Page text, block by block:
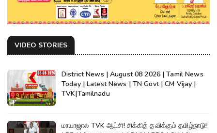
VIDEO STORIES
District News | August 08 2026 | Tamil News
Today | Latest News | TN Govt | CM Vijay |
TVK|Tamilnadu
மாயாஜால TVK ஆட்சி! சிக்கித் தவிக்கும் தமிழ்நாடு!